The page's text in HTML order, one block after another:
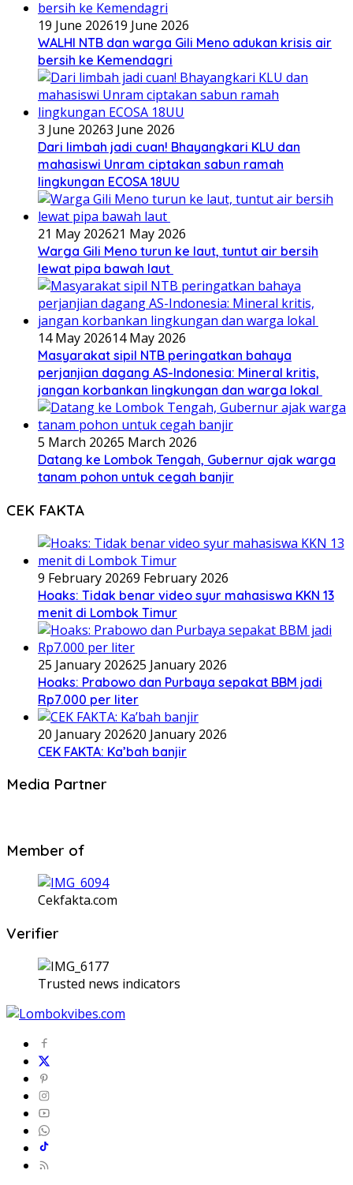
19 June 202619 June 2026
WALHI NTB dan warga Gili Meno adukan krisis air
bersih ke Kemendagri
3 June 20263 June 2026
Dari limbah jadi cuan! Bhayangkari KLU dan
mahasiswi Unram ciptakan sabun ramah
lingkungan ECOSA 18UU
21 May 202621 May 2026
Warga Gili Meno turun ke laut, tuntut air bersih
lewat pipa bawah laut
14 May 202614 May 2026
Masyarakat sipil NTB peringatkan bahaya
perjanjian dagang AS-Indonesia: Mineral kritis,
jangan korbankan lingkungan dan warga lokal
5 March 20265 March 2026
Datang ke Lombok Tengah, Gubernur ajak warga
tanam pohon untuk cegah banjir
CEK FAKTA
9 February 20269 February 2026
Hoaks: Tidak benar video syur mahasiswa KKN 13
menit di Lombok Timur
25 January 202625 January 2026
Hoaks: Prabowo dan Purbaya sepakat BBM jadi
Rp7.000 per liter
20 January 202620 January 2026
CEK FAKTA: Ka’bah banjir
Media Partner
Member of
Cekfakta.com
Verifier
Trusted news indicators